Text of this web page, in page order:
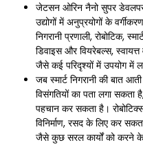
जेटसन ओरिन नैनो सुपर डेवलपर
उद्योगों में अनुप्रयोगों के
निगरानी प्रणाली, रोबोटिक,
डिवाइस और वियरेबल्स, स्वायत्त
जैसे कई परिदृश्यों में उपयोग में
जब स्मार्ट निगरानी की बात
विसंगतियों का पता लगा
पहचान कर सकता है।
विनिर्माण, रसद के लिए कर
जैसे कुछ सरल कार्यों को करने